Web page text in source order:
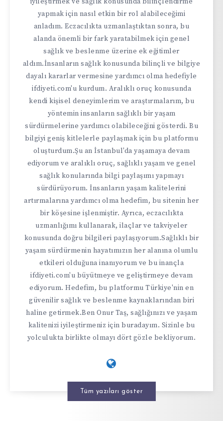
yapmak için nasıl etkin bir rol alabileceğimi
anladım. Eczacılıkta uzmanlaştıktan sonra, bu
alanda önemli bir fark yaratabilmek için genel
sağlık ve beslenme üzerine ek eğitimler
aldım.İnsanların sağlık konusunda bilinçli ve bilgiye
dayalı kararlar vermesine yardımcı olma hedefiyle
ifdiyeti.com'u kurdum. Aralıklı oruç konusunda
kendi kişisel deneyimlerim ve araştırmalarım, bu
yöntemin insanların sağlıklı bir yaşam
sürdürmelerine yardımcı olabileceğini gösterdi. Bu
bilgiyi geniş kitlelerle paylaşmak için bu platformu
oluşturdum.Şu an İstanbul'da yaşamaya devam
ediyorum ve aralıklı oruç, sağlıklı yaşam ve genel
sağlık konularında bilgi paylaşımı yapmayı
sürdürüyorum. İnsanların yaşam kalitelerini
artırmalarına yardımcı olma hedefim, bu sitenin her
bir köşesine işlenmiştir. Ayrıca, eczacılıkta
uzmanlığımı kullanarak, ilaçlar ve takviyeler
konusunda doğru bilgileri paylaşıyorum.Sağlıklı bir
yaşam sürdürmenin hayatımızın her alanına olumlu
etkileri olduğuna inanıyorum ve bu inançla
ifdiyeti.com'u büyütmeye ve geliştirmeye devam
ediyorum. Hedefim, bu platformu Türkiye'nin en
güvenilir sağlık ve beslenme kaynaklarından biri
haline getirmek.Ben Onur Taş, sağlığınızı ve yaşam
kalitenizi iyileştirmeniz için buradayım. Sizinle bu
yolculukta birlikte olmayı dört gözle bekliyorum.
Tüm yazıları göster